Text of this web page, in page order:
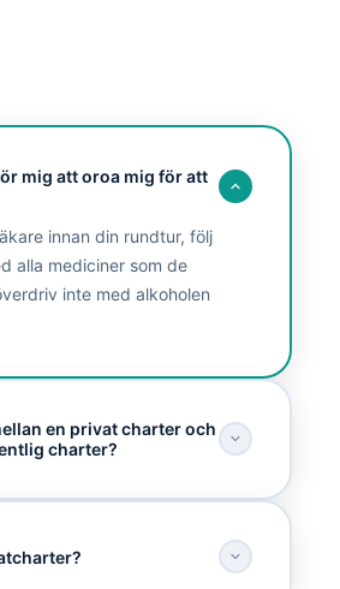
mig att oroa mig för att
innan din rundtur, följ
alla mediciner som de
inte med alkoholen
en privat charter och
charter?